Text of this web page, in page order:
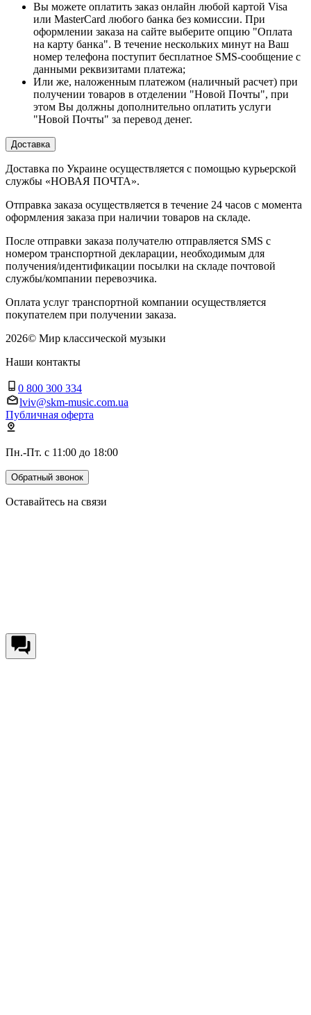
Вы можете оплатить заказ онлайн любой картой Visa
или MasterCard любого банка без комиссии. При
оформлении заказа на сайте выберите опцию "Оплата
на карту банка". В течение нескольких минут на Ваш
номер телефона поступит бесплатное SMS-сообщение с
данными реквизитами платежа;
Или же, наложенным платежом (наличный расчет) при
получении товаров в отделении "Новой Почты", при
этом Вы должны дополнительно оплатить услуги
"Новой Почты" за перевод денег.
Доставка
Доставка по Украине осуществляется с помощью курьерской
службы «НОВАЯ ПОЧТА».
Отправка заказа осуществляется в течение 24 часов с момента
оформления заказа при наличии товаров на складе.
После отправки заказа получателю отправляется SMS с
номером транспортной декларации, необходимым для
получения/идентификации посылки на складе почтовой
службы/компании перевозчика.
Оплата услуг транспортной компании осуществляется
покупателем при получении заказа.
2026© Мир классической музыки
Наши контакты
0 800 300 334
lviv@skm-music.com.ua
Публичная оферта
Пн.-Пт. с 11:00 до 18:00
Обратный звонок
Оставайтесь на связи